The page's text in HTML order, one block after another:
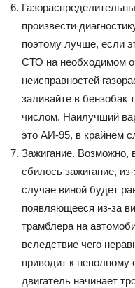
произвести
поэтому лучше, если
СТО на необходимом
неисправностей
заливайте в бензобак
числом. Наилучший
это АИ-95, в крайнем
Зажигание. Возможно,
сбилось зажигание,
случае виной будет
появляющееся из-за
трамблера на
вследствие чего
приводит к неполному
двигатель начинает